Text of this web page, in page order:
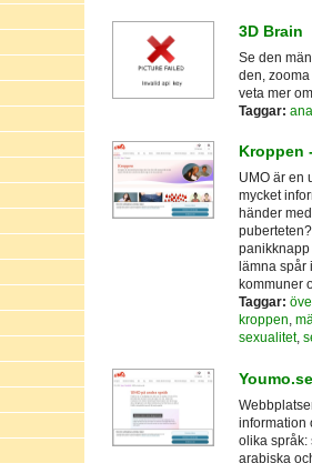
3D Brain
Se den
den,
veta mer
Taggar:
Kroppen
UMO är en
mycket
händer
panikknapp
lämna spår
kommuner
Taggar:
kroppen,
sexualitet,
Youmo.se
information
olika språk:
arabiska